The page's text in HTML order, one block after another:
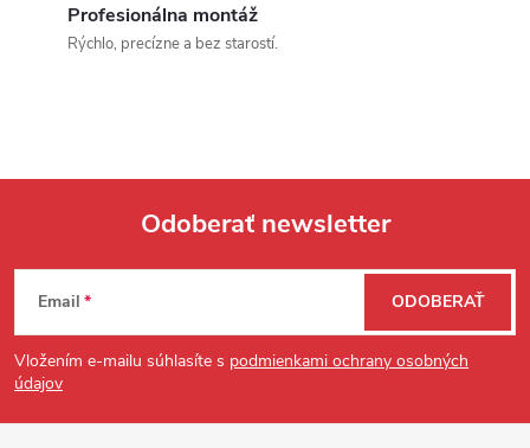
Profesionálna montáž
Rýchlo, precízne a bez starostí.
Zápätie
Odoberať newsletter
Email
Vložením e-mailu súhlasíte s podmienkami ochrany osobných
údajov
ODOBERAŤ